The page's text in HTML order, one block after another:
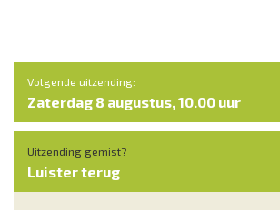
Volgende uitzending:
Zaterdag 8 augustus, 10.00 uur
Uitzending gemist?
Luister terug